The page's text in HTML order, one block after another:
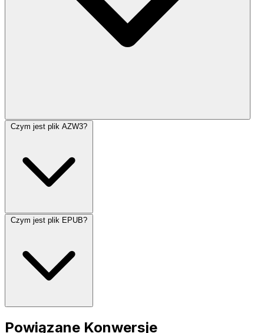
Czym jest plik AZW3?
Czym jest plik EPUB?
Powiązane Konwersje